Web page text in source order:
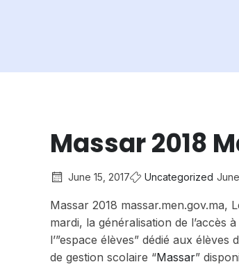
Massar 2018
June 15, 2017 Uncategorized
Massar 2018 massar.men.gov.ma,
mardi, la généralisation de l’accès
l’”espace élèves” dédié aux
de gestion scolaire “Massar”